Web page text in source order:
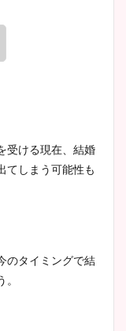
受ける現在、結婚
てしまう可能性も
のタイミングで結